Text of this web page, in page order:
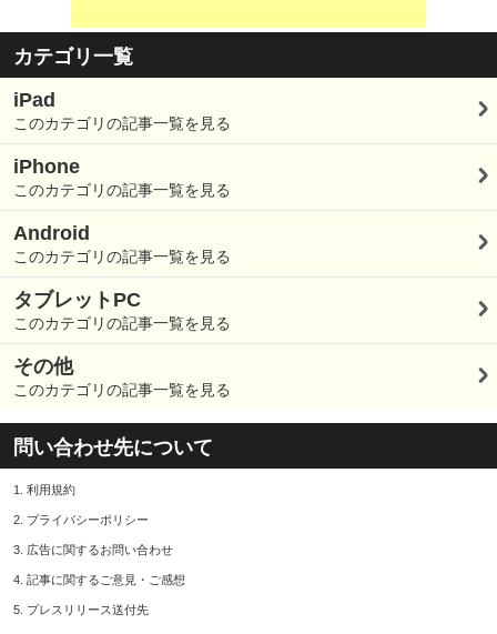
カテゴリ一覧
iPad
このカテゴリの記事一覧を見る
iPhone
このカテゴリの記事一覧を見る
Android
このカテゴリの記事一覧を見る
タブレットPC
このカテゴリの記事一覧を見る
その他
このカテゴリの記事一覧を見る
問い合わせ先について
1. 利用規約
2. プライバシーポリシー
3. 広告に関するお問い合わせ
4. 記事に関するご意見・ご感想
5. プレスリリース送付先